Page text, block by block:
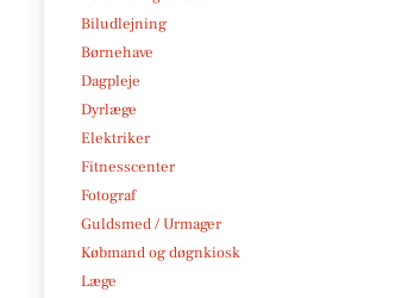
Biludlejning
Børnehave
Dagpleje
Dyrlæge
Elektriker
Fitnesscenter
Fotograf
Guldsmed / Urmager
Købmand og døgnkiosk
Læge